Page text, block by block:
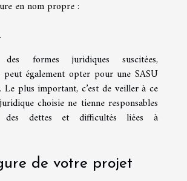
en nom propre :
formes juridiques suscitées,
peut également opter pour une SASU
plus important, c’est de veiller à ce
choisie ne tienne responsables
des dettes et difficultés liées à
de votre projet